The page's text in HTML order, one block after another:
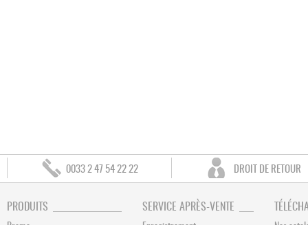
0033 2 47 54 22 22 DROIT DE RETOUR
PRODUITS SERVICE APRÈS-VENTE